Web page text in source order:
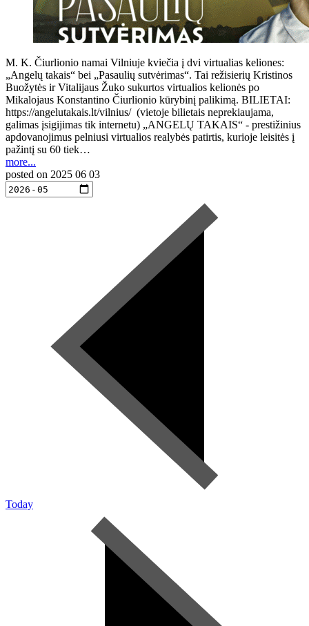
M. K. Čiurlionio namai Vilniuje kviečia į dvi virtualias keliones:
„Angelų takais“ bei „Pasaulių sutvėrimas“. Tai režisierių Kristinos
Buožytės ir Vitalijaus Žuko sukurtos virtualios kelionės po
Mikalojaus Konstantino Čiurlionio kūrybinį palikimą. BILIETAI:
https://angelutakais.lt/vilnius/ (vietoje bilietais neprekiaujama,
galimas įsigijimas tik internetu) „ANGELŲ TAKAIS“ - prestižinius
apdovanojimus pelniusi virtualios realybės patirtis, kurioje leisitės į
pažintį su 60 tiek…
more...
posted on 2025 06 03
Today